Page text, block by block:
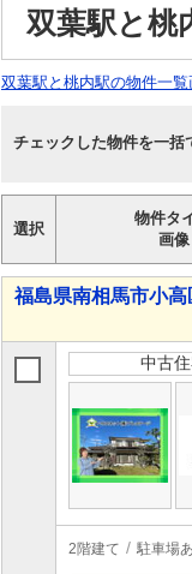
双葉駅と桃
双葉駅と桃内駅の物件一覧
チェックした物件を一括
選択
物件タ
画像
福島県南相馬市小
中古
2階建て 駐車場